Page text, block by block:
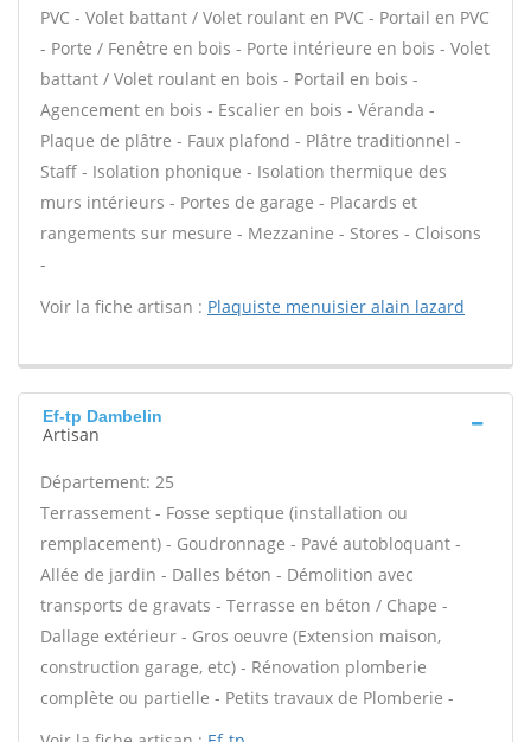
PVC - Volet battant / Volet roulant en PVC - Portail en PVC
- Porte / Fenêtre en bois - Porte intérieure en bois - Volet
battant / Volet roulant en bois - Portail en bois -
Agencement en bois - Escalier en bois - Véranda -
Plaque de plâtre - Faux plafond - Plâtre traditionnel -
Staff - Isolation phonique - Isolation thermique des
murs intérieurs - Portes de garage - Placards et
rangements sur mesure - Mezzanine - Stores - Cloisons
-
Voir la fiche artisan : Plaquiste menuisier alain lazard
Ef-tp Dambelin
Artisan
Département: 25
Terrassement - Fosse septique (installation ou
remplacement) - Goudronnage - Pavé autobloquant -
Allée de jardin - Dalles béton - Démolition avec
transports de gravats - Terrasse en béton / Chape -
Dallage extérieur - Gros oeuvre (Extension maison,
construction garage, etc) - Rénovation plomberie
complète ou partielle - Petits travaux de Plomberie -